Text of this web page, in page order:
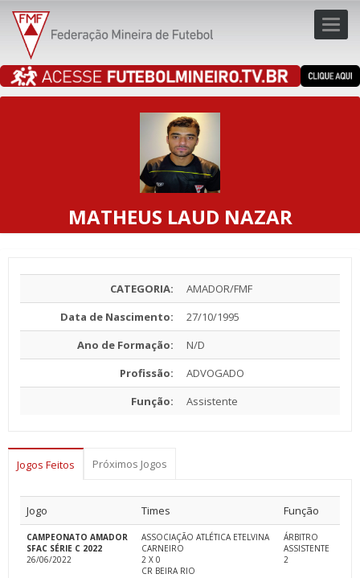
MATHEUS LAUD NAZAR
CATEGORIA:
AMADOR/FMF
Data de Nascimento:
27/10/1995
Ano de Formação:
N/D
Profissão:
ADVOGADO
Função:
Assistente
Jogos Feitos Próximos Jogos
Jogo Times Função
CAMPEONATO AMADOR
SFAC SÉRIE C 2022
26/06/2022
ASSOCIAÇÃO ATLÉTICA ETELVINA
CARNEIRO
2 X 0
CR BEIRA RIO
ÁRBITRO
ASSISTENTE
2